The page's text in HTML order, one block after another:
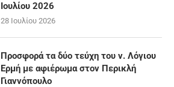
Ιουλίου 2026
28 Ιουλίου 2026
Προσφορά τα δύο τεύχη του ν. Λόγιου
Ερμή με αφιέρωμα στον Περικλή
Γιαννόπουλο